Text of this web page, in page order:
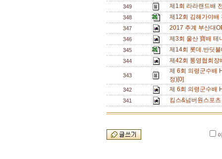
349 제1회 라라랜드배
348 제12회 김해가야
347 2017 추계 부산대
346 제3회 울산 寶배
345 제14회 롯데.반딧
344 제42회 통영협회
343
제 6회 의령군수배
정)[0]
342 제 6회 의령군수배
341 킴스&넘버원스포